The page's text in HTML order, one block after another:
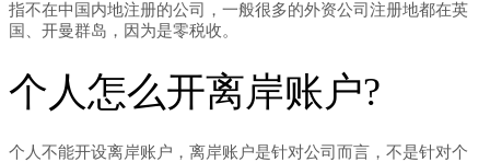
指不在中国内地注册的公司，一般很多的外资公司注册地都在英
国、开曼群岛，因为是零税收。
个人怎么开离岸账户?
个人不能开设离岸账户，离岸账户是针对公司而言，不是针对个